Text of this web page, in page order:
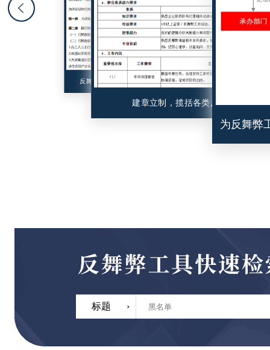
反舞弊法律、法规、法案、公约、规范、准则、指引……
建章立制，揽括各类反舞弊职能管
为反舞弊
›
标题